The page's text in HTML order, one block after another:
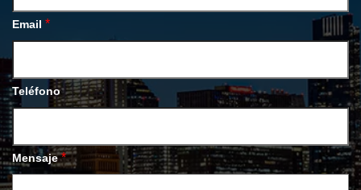
Email *
Teléfono
Mensaje *